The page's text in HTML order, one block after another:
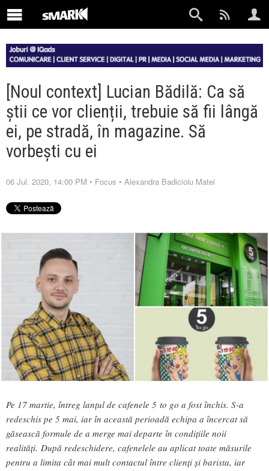
[Noul context] Lucian Bădilă: Ca să
știi ce vor clienții, trebuie să fii lângă
ei, pe stradă, în magazine. Să
vorbești cu ei
06 Jul. 2020, 14:00 PM • Focus • Alexandra Badicioiu Matei
Pe 17 martie, întreg lanțul de cafenele 5 to go a fost închis. S-a
redeschis pe 5 mai, iar în această perioadă echipa a încercat să
găsească formule de a merge mai departe în condițiile noii
realități. După redeschidere, cafenelele au aplicat toate măsurile
pentru a limita cât mai mult contactul între clienți și barista, iar